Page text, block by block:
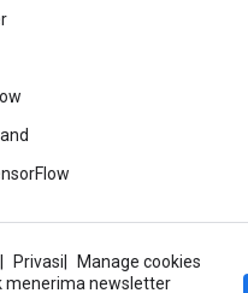
Privasi
Manage cookies
menerima newsletter